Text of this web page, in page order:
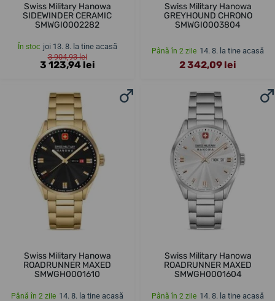
Swiss Military Hanowa
SIDEWINDER CERAMIC
SMWGI0002282
În stoc joi 13. 8. la tine acasă
3 904,93 lei
3 123,94 lei
Swiss Military Hanowa
GREYHOUND CHRONO
SMWGI0003804
Până în 2 zile 14. 8. la tine acasă
2 342,09 lei
Swiss Military Hanowa
ROADRUNNER MAXED
SMWGH0001610
Până în 2 zile 14. 8. la tine acasă
Swiss Military Hanowa
ROADRUNNER MAXED
SMWGH0001604
Până în 2 zile 14. 8. la tine acasă